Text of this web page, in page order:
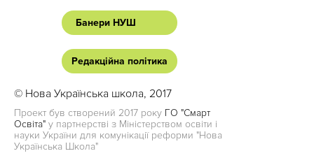
Банери НУШ
Редакційна політика
© Нова Українська школа, 2017
Проект був створений 2017 року ГО "Смарт
Освіта" у партнерстві з Міністерством освіти і
науки України для комунікації реформи "Нова
Українська Школа"